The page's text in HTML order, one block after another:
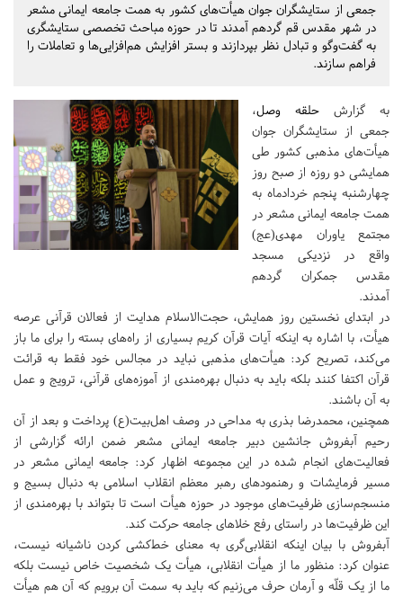
جمعی از ستایشگران جوان هیأت‌های کشور به همت جامعه ایمانی مشعر
در شهر مقدس قم گردهم آمدند تا در حوزه مباحث تخصصی ستایشگری
به گفت‌وگو و تبادل نظر بپردازند و بستر افزایش هم‌افزایی‌ها و تعاملات را
فراهم سازند.
به گزارش حلقه وصل،
جمعی از ستایشگران جوان
هیأت‌های مذهبی کشور طی
همایشی دو روزه از صبح روز
چهارشنبه پنجم خردادماه به
همت جامعه ایمانی مشعر در
مجتمع یاوران مهدی(عج)
واقع در نزدیکی مسجد
مقدس جمکران گردهم
آمدند.
در ابتدای نخستین روز همایش، حجت‌الاسلام هدایت از فعالان قرآنی عرصه
هیأت، با اشاره به اینکه آیات قرآن کریم بسیاری از راه‌های بسته را برای ما باز
می‌کند، تصریح کرد: هیأت‌های مذهبی نباید در مجالس خود فقط به قرائت
قرآن اکتفا کنند بلکه باید به دنبال بهره‌مندی از آموزه‌های قرآنی، ترویج و عمل
به آن باشند.
همچنین، محمدرضا بذری به مداحی در وصف اهل‌بیت(ع) پرداخت و بعد از آن
رحیم آبفروش جانشین دبیر جامعه ایمانی مشعر ضمن ارائه گزارشی از
فعالیت‌های انجام شده در این مجموعه اظهار کرد: جامعه ایمانی مشعر در
مسیر فرمایشات و رهنمودهای رهبر معظم انقلاب اسلامی به دنبال بسیج و
منسجم‌سازی ظرفیت‌های موجود در حوزه هیأت است تا بتواند با بهره‌مندی از
این ظرفیت‌ها در راستای رفع خلاهای جامعه حرکت کند.
آبفروش با بیان اینکه انقلابی‌گری به معنای خط‌کشی کردن ناشیانه نیست،
عنوان کرد: منظور ما از هیأت انقلابی، هیأت یک شخصیت خاص نیست بلکه
ما از یک قلّه و آرمان حرف می‌زنیم که باید به سمت آن برویم که آن هم هیأت